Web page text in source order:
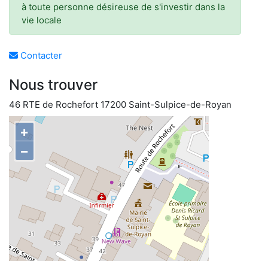
à toute personne désireuse de s'investir dans la
vie locale
Contacter
Nous trouver
46 RTE de Rochefort 17200 Saint-Sulpice-de-Royan
+
−